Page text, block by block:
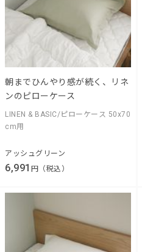
朝までひんやり感が続く、リネ
ンのピローケース
LINEN & BASIC/ピローケース 50x70
cm用
アッシュグリーン
6,991 円（税込）